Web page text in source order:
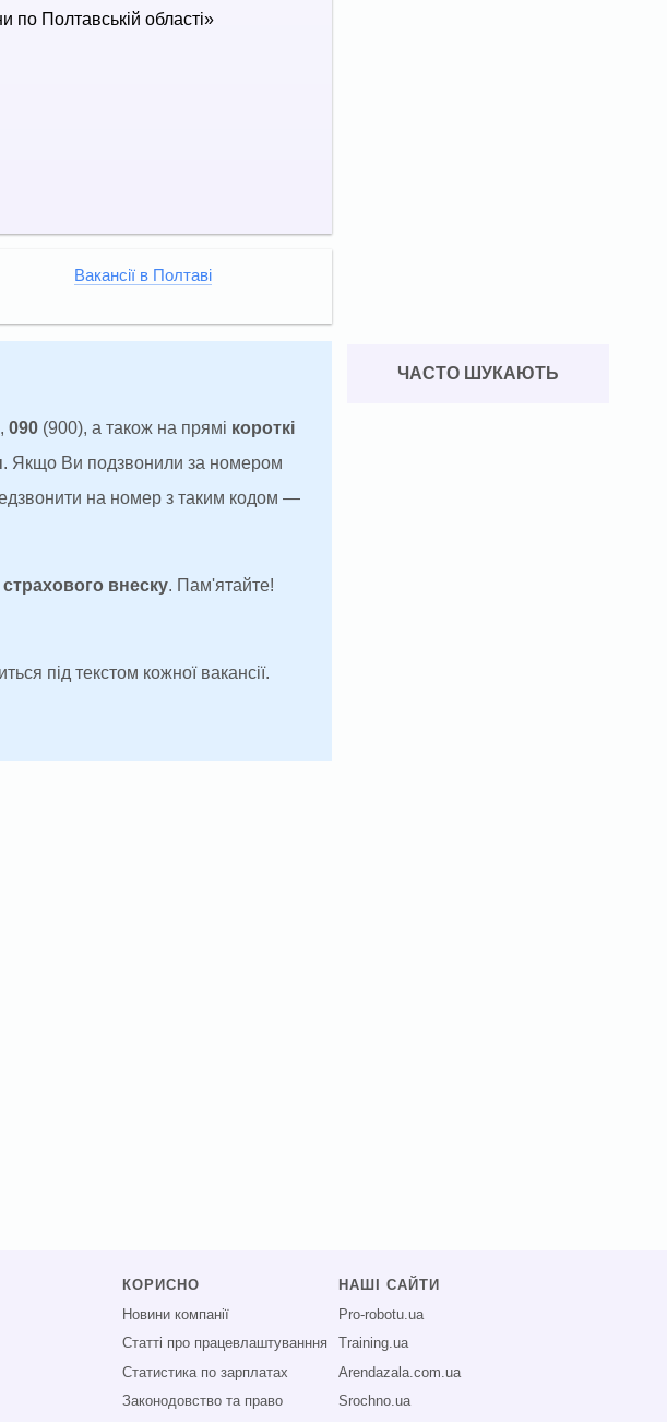
Полтавській області»
Вакансії в Полтаві
090 (900), а також на прямі короткі
. Якщо Ви подзвонили за номером
на номер з таким кодом —
страхового внеску. Пам'ятайте!
під текстом кожної вакансії.
ЧАСТО ШУКАЮТЬ
КОРИСНО
Новини компанії
Статті про працевлаштуванння
Статистика по зарплатах
Законодовство та право
НАШІ САЙТИ
Pro-robotu.ua
Training.ua
Arendazala.com.ua
Srochno.ua